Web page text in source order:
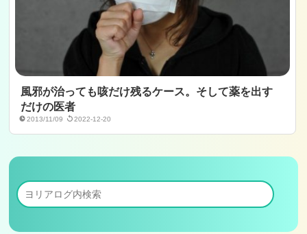
風邪が治っても咳だけ残るケース。そして薬を出す
だけの医者
2013/11/09 2022-12-20